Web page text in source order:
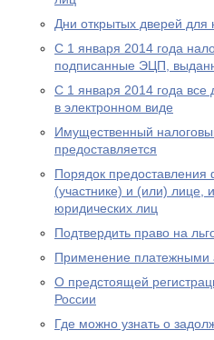
Дни открытых дверей для
С 1 января 2014 года
подписанные ЭЦП,
С 1 января 2014 года все
в электронном виде
Имущественный
предоставляется
Порядок
(участнике) и (или) лице,
юридических лиц
Подтвердить право на
Применение платежными
О предстоящей
России
Где можно узнать о